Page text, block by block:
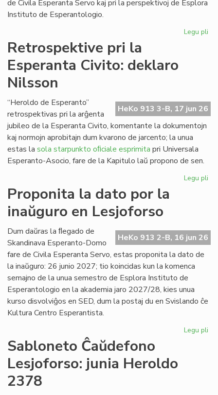
de Civila Esperanta Servo kaj pri la perspektivoj de Esplora
Instituto de Esperantologio.
Legu pli
Retrospektive pri la
Esperanta Civito: deklaro
Nilsson
HeKo 913 3-B, 17 jun 26
“Heroldo de Esperanto”
retrospektivas pri la arĝenta
jubileo de la Esperanta Civito, komentante la dokumentojn
kaj normojn aprobitajn dum kvarono de jarcento; la unua
estas la sola starpunkto oﬁciale esprimita pri Universala
Esperanto-Asocio, fare de la Kapitulo laŭ propono de sen.
Legu pli
Proponita la dato por la
inaŭguro en Lesjoforso
HeKo 913 2-B, 16 jun 26
Dum daŭras la ﬂegado de
Skandinava Esperanto-Domo
fare de Civila Esperanta Servo, estas proponita la dato de
la inaŭguro: 26 junio 2027; tio koincidas kun la komenca
semajno de la unua semestro de Esplora Instituto de
Esperantologio en la akademia jaro 2027/28, kies unua
kurso disvolviĝos en SED, dum la postaj du en Svislando ĉe
Kultura Centro Esperantista.
Legu pli
Sabloneto Ĉaŭdefono
Lesjoforso: junia Heroldo
2378